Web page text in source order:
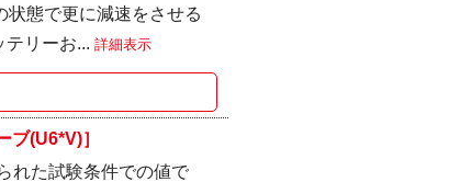
態で更に減速をさせる
リーお... 詳細表示
(U6*V)］
れた試験条件での値で